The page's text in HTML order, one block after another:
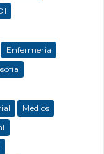
Enfermeria
Medios